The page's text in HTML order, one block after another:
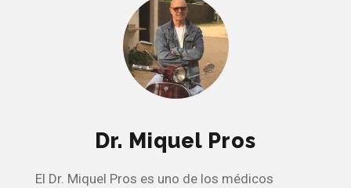
Dr. Miquel Pros
El Dr. Miquel Pros es uno de los médicos